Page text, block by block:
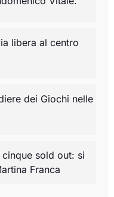
libera al centro
dei Giochi nelle
sold out: si
Franca